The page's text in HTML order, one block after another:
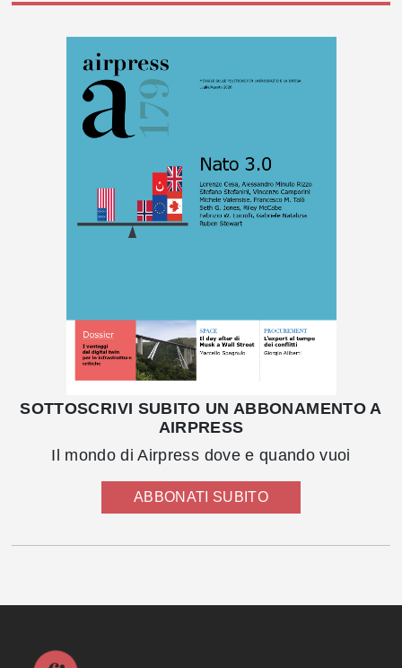
SOTTOSCRIVI SUBITO UN ABBONAMENTO A
AIRPRESS
Il mondo di Airpress dove e quando vuoi
ABBONATI SUBITO